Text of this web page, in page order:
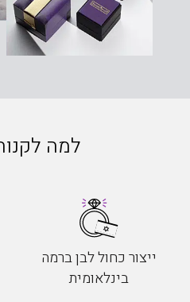
למה
ייצור כחול לבן ברמה
בינלאומית